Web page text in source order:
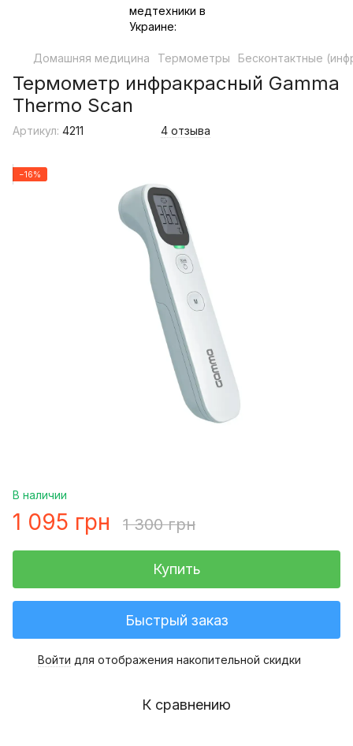
Домашняя медицина Термометры Бесконтактные
Термометр инфракрасный Gamma
Thermo Scan
Артикул: 4211 4 отзыва
−16%
В наличии
1 095 грн 1 300 грн
Купить
Быстрый заказ
Войти для отображения накопительной скидки
К сравнению